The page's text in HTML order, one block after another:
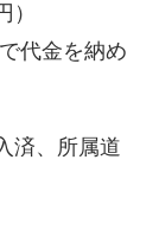
代金を納め
済、所属道